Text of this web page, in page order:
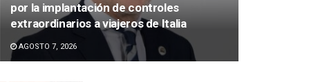
por la implantación de controles
extraordinarios a viajeros de Italia
AGOSTO 7, 2026